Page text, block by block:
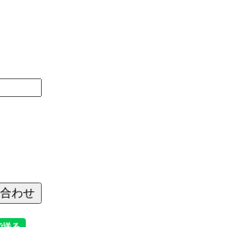
わせ